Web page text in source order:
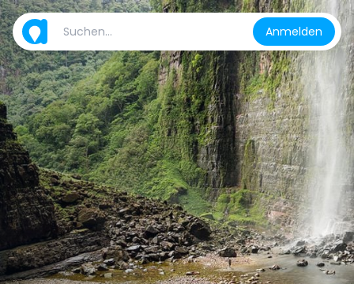
Anmelden